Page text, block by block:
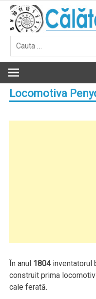
Skip
content
Locomotiva
În anul 1804inventatorul
construit prima
cale ferată.